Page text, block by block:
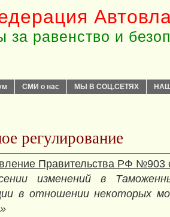
за равенство и
СМИ о нас МЫ В СОЦ.СЕТЯХ
регулирование
Правительства РФ №903
изменений в
в отношении некоторых